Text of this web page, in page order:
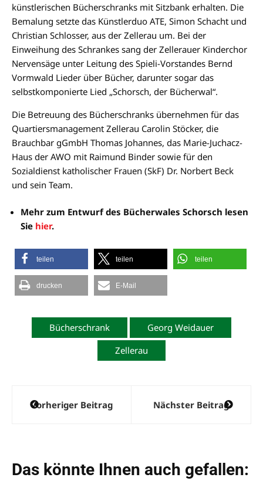
künstlerischen Bücherschranks mit Sitzbank erhalten. Die
Bemalung setzte das Künstlerduo ATE, Simon Schacht und
Christian Schlosser, aus der Zellerau um. Bei der
Einweihung des Schrankes sang der Zellerauer Kinderchor
Nervensäge unter Leitung des Spieli-Vorstandes Bernd
Vormwald Lieder über Bücher, darunter sogar das
selbstkomponierte Lied „Schorsch, der Bücherwal“.
Die Betreuung des Bücherschranks übernehmen für das
Quartiersmanagement Zellerau Carolin Stöcker, die
Brauchbar gGmbH Thomas Johannes, das Marie-Juchacz-
Haus der AWO mit Raimund Binder sowie für den
Sozialdienst katholischer Frauen (SkF) Dr. Norbert Beck
und sein Team.
Mehr zum Entwurf des Bücherwales Schorsch lesen
Sie hier.
teilen teilen teilen
drucken E-Mail
Bücherschrank
Georg Weidauer
Zellerau
Beitragsnavigation
Vorheriger Beitrag Nächster Beitrag
Das könnte Ihnen auch gefallen: